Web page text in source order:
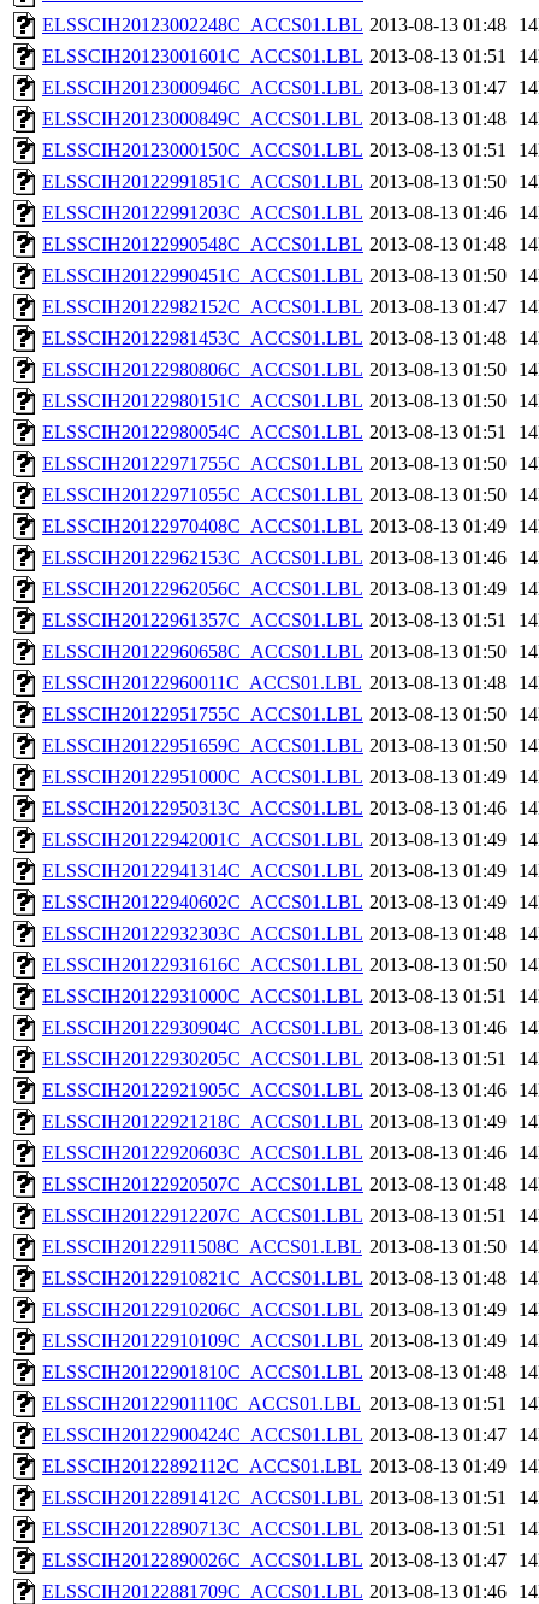
ELSSCIH20123002248C_ACCS01.LBL 2013-08-13 01:48
ELSSCIH20123001601C_ACCS01.LBL 2013-08-13 01:51
ELSSCIH20123000946C_ACCS01.LBL 2013-08-13 01:47
ELSSCIH20123000849C_ACCS01.LBL 2013-08-13 01:48
ELSSCIH20123000150C_ACCS01.LBL 2013-08-13 01:51
ELSSCIH20122991851C_ACCS01.LBL 2013-08-13 01:50
ELSSCIH20122991203C_ACCS01.LBL 2013-08-13 01:46
ELSSCIH20122990548C_ACCS01.LBL 2013-08-13 01:48
ELSSCIH20122990451C_ACCS01.LBL 2013-08-13 01:50
ELSSCIH20122982152C_ACCS01.LBL 2013-08-13 01:47
ELSSCIH20122981453C_ACCS01.LBL 2013-08-13 01:48
ELSSCIH20122980806C_ACCS01.LBL 2013-08-13 01:50
ELSSCIH20122980151C_ACCS01.LBL 2013-08-13 01:50
ELSSCIH20122980054C_ACCS01.LBL 2013-08-13 01:51
ELSSCIH20122971755C_ACCS01.LBL 2013-08-13 01:50
ELSSCIH20122971055C_ACCS01.LBL 2013-08-13 01:50
ELSSCIH20122970408C_ACCS01.LBL 2013-08-13 01:49
ELSSCIH20122962153C_ACCS01.LBL 2013-08-13 01:46
ELSSCIH20122962056C_ACCS01.LBL 2013-08-13 01:49
ELSSCIH20122961357C_ACCS01.LBL 2013-08-13 01:51
ELSSCIH20122960658C_ACCS01.LBL 2013-08-13 01:50
ELSSCIH20122960011C_ACCS01.LBL 2013-08-13 01:48
ELSSCIH20122951755C_ACCS01.LBL 2013-08-13 01:50
ELSSCIH20122951659C_ACCS01.LBL 2013-08-13 01:50
ELSSCIH20122951000C_ACCS01.LBL 2013-08-13 01:49
ELSSCIH20122950313C_ACCS01.LBL 2013-08-13 01:46
ELSSCIH20122942001C_ACCS01.LBL 2013-08-13 01:49
ELSSCIH20122941314C_ACCS01.LBL 2013-08-13 01:49
ELSSCIH20122940602C_ACCS01.LBL 2013-08-13 01:49
ELSSCIH20122932303C_ACCS01.LBL 2013-08-13 01:48
ELSSCIH20122931616C_ACCS01.LBL 2013-08-13 01:50
ELSSCIH20122931000C_ACCS01.LBL 2013-08-13 01:51
ELSSCIH20122930904C_ACCS01.LBL 2013-08-13 01:46
ELSSCIH20122930205C_ACCS01.LBL 2013-08-13 01:51
ELSSCIH20122921905C_ACCS01.LBL 2013-08-13 01:46
ELSSCIH20122921218C_ACCS01.LBL 2013-08-13 01:49
ELSSCIH20122920603C_ACCS01.LBL 2013-08-13 01:46
ELSSCIH20122920507C_ACCS01.LBL 2013-08-13 01:48
ELSSCIH20122912207C_ACCS01.LBL 2013-08-13 01:51
ELSSCIH20122911508C_ACCS01.LBL 2013-08-13 01:50
ELSSCIH20122910821C_ACCS01.LBL 2013-08-13 01:48
ELSSCIH20122910206C_ACCS01.LBL 2013-08-13 01:49
ELSSCIH20122910109C_ACCS01.LBL 2013-08-13 01:49
ELSSCIH20122901810C_ACCS01.LBL 2013-08-13 01:48
ELSSCIH20122901110C_ACCS01.LBL 2013-08-13 01:51
ELSSCIH20122900424C_ACCS01.LBL 2013-08-13 01:47
ELSSCIH20122892112C_ACCS01.LBL 2013-08-13 01:49
ELSSCIH20122891412C_ACCS01.LBL 2013-08-13 01:51
ELSSCIH20122890713C_ACCS01.LBL 2013-08-13 01:51
ELSSCIH20122890026C_ACCS01.LBL 2013-08-13 01:47
ELSSCIH20122881709C_ACCS01.LBL 2013-08-13 01:46